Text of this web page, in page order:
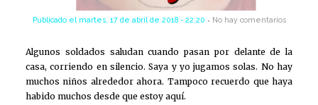
Publicado el martes, 17 de abril de 2018 - 22:20 No hay comentarios
Algunos soldados saludan cuando pasan por delante de la
casa, corriendo en silencio. Saya y yo jugamos solas. No hay
muchos niños alrededor ahora. Tampoco recuerdo que haya
habido muchos desde que estoy aquí.